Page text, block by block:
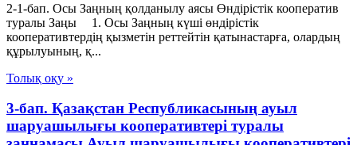
2-1-бап. Осы Заңның қолданылу аясы Өндiрiстiк кооператив
туралы Заңы 1. Осы Заңның күші өндірістік
кооперативтердің қызметін реттейтін қатынастарға, олардың
құрылуының, қ...
Толық оқу »
3-бап. Қазақстан Республикасының ауыл
шаруашылығы кооперативтері туралы